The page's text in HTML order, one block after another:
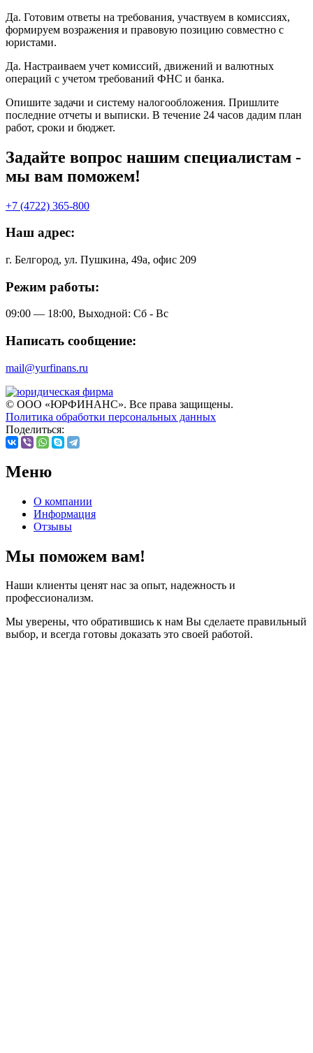
Да. Готовим ответы на требования, участвуем в комиссиях,
формируем возражения и правовую позицию совместно с
юристами.
Да. Настраиваем учет комиссий, движений и валютных
операций с учетом требований ФНС и банка.
Опишите задачи и систему налогообложения. Пришлите
последние отчеты и выписки. В течение 24 часов дадим план
работ, сроки и бюджет.
Задайте вопрос нашим специалистам -
мы вам поможем!
+7 (4722) 365-800
Наш адрес:
г. Белгород, ул. Пушкина, 49а, офис 209
Режим работы:
09:00 — 18:00, Выходной: Сб - Вс
Написать сообщение:
mail@yurfinans.ru
© ООО «ЮРФИНАНС». Все права защищены.
Политика обработки персональных данных
Поделиться:
Меню
О компании
Информация
Отзывы
Мы поможем вам!
Наши клиенты ценят нас за опыт, надежность и
профессионализм.
Мы уверены, что обратившись к нам Вы сделаете правильный
выбор, и всегда готовы доказать это своей работой.